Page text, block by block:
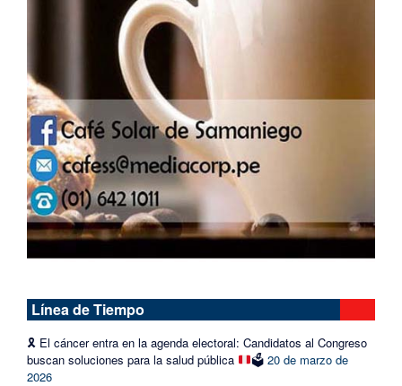
Línea de Tiempo
🎗️ El cáncer entra en la agenda electoral: Candidatos al Congreso
buscan soluciones para la salud pública
🗳️ 20 de marzo de
2026